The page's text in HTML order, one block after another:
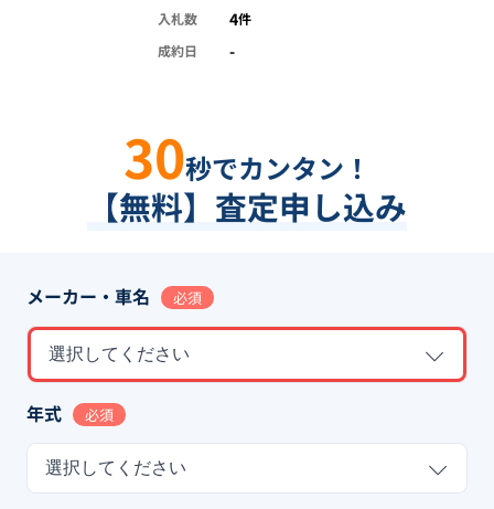
入札数 4件
成約日
-
30秒でカンタン！
【無料】査定申し込み
メーカー・車名 必須
選択してください
年式 必須
選択してください